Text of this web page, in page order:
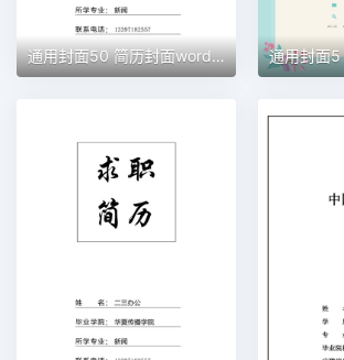
通用封面50 简历封面word模板